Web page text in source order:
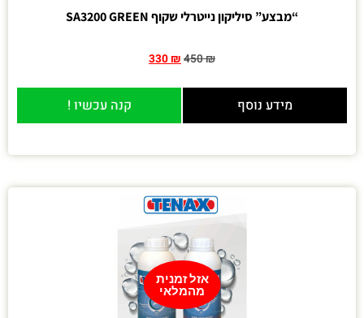
“מבצע” סיליקון נייטרלי שקוף SA3200 GREEN
450₪
330₪
מידע נוסף קנה עכשיו !
אזל זמנית
מהמלאי